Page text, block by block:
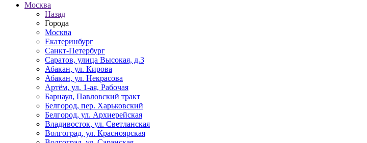
Москва
Назад
Города
Москва
Екатеринбург
Санкт-Петербург
Саратов, улица Высокая, д.3
Абакан, ул. Кирова
Абакан, ул. Некрасова
Артём, ул. 1-ая, Рабочая
Барнаул, Павловский тракт
Белгород, пер. Харьковский
Белгород, ул. Архиерейская
Владивосток, ул. Светланская
Волгоград, ул. Красноярская